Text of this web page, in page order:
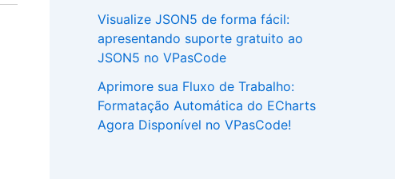
Visualize JSON5 de forma fácil:
apresentando suporte gratuito ao
JSON5 no VPasCode
Aprimore sua Fluxo de Trabalho:
Formatação Automática do ECharts
Agora Disponível no VPasCode!